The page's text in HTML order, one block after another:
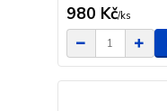
980 Kč/ks